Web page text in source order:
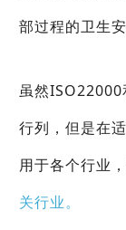
部过程的卫生
虽然ISO22000
行列，但是在
用于各个行业
关行业。